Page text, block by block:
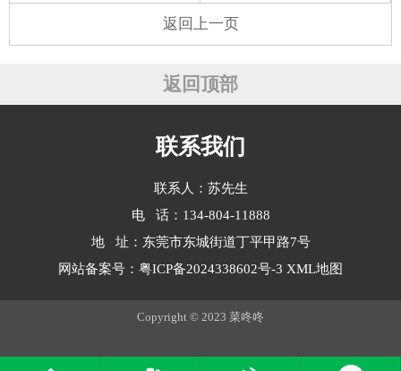
返回上一页
返回顶部
联系我们
联系人：苏先生
电 话：134-804-11888
地 址：东莞市东城街道丁平甲路7号
网站备案号： 粤ICP备2024338602号-3 XML地图
Copyright © 2023 菜咚咚